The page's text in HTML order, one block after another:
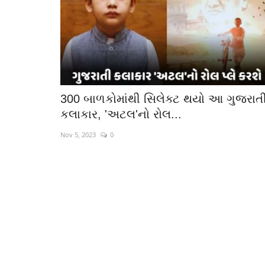
300 બાળકોમાંથી સિલેક્ટ થયો આ
કલાકાર, 'અટલ'નો રોલ...
Nov 5, 2023 0